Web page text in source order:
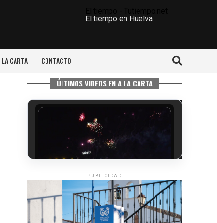
El tiempo en Huelva
LA CARTA CONTACTO
ÚLTIMOS VIDEOS EN A LA CARTA
6º DÍA DE LAS FIESTAS COLOMBINAS
2026
·Huelvatv
PUBLICIDAD